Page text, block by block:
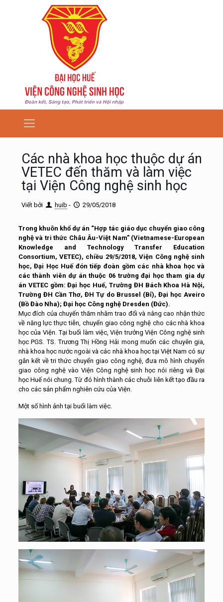
Các nhà khoa học thuộc dự án
VETEC đến thăm và làm việc
tại Viện Công nghệ sinh học
Viết bởi huib - 29/05/2018
Trong khuôn khổ dự án “Hợp tác giáo dục chuyển giao công
nghệ và tri thức Châu Âu-Việt Nam” (Vietnamese-European
Knowledge and Technology Transfer Education
Consortium, VETEC), chiều 29/5/2018, Viện Công nghệ sinh
học, Đại Học Huế đón tiếp đoàn gồm các nhà khoa học và
các thành viên dự án thuộc 06 trường đại học tham gia dự
án VETEC gồm: Đại học Huế, Trường ĐH Bách Khoa Hà Nội,
Trường ĐH Cần Thơ, ĐH Tự do Brussel (Bỉ), Đại học Aveiro
(Bồ Đào Nha); Đại học Công nghệ Dresden (Đức).
Mục đích của chuyến thăm nhằm trao đổi và nâng cao nhận thức
về năng lực thực tiễn, chuyển giao công nghệ cho các nhà khoa
học của Viện. Tại buổi làm việc, Viện trưởng Viện Công nghệ sinh
học PGS. TS. Trương Thị Hồng Hải mong muốn các chuyên gia,
nhà khoa học nước ngoài và các nhà khoa học tại Việt Nam có sự
gắn kết về tri thức chuyển giao công nghệ, đưa mô hình chuyển
giao công nghệ vào Viện Công nghệ sinh học nói riêng và Đại
học Huế nói chung. Từ đó hình thành các chuỗi liên kết tạo đầu ra
cho các sản phẩm nghiên cứu của Viện.
Một số hình ảnh tại buổi làm việc.